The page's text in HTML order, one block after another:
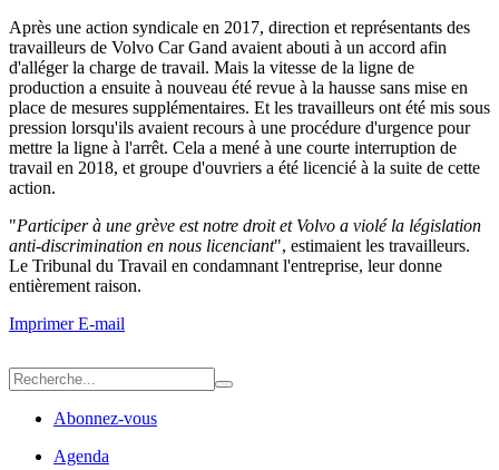
Après une action syndicale en 2017, direction et représentants des
travailleurs de Volvo Car Gand avaient abouti à un accord afin
d'alléger la charge de travail. Mais la vitesse de la ligne de
production a ensuite à nouveau été revue à la hausse sans mise en
place de mesures supplémentaires. Et les travailleurs ont été mis sous
pression lorsqu'ils avaient recours à une procédure d'urgence pour
mettre la ligne à l'arrêt. Cela a mené à une courte interruption de
travail en 2018, et groupe d'ouvriers a été licencié à la suite de cette
action.
"Participer à une grève est notre droit et Volvo a violé la législation
anti-discrimination en nous licenciant", estimaient les travailleurs.
Le Tribunal du Travail en condamnant l'entreprise, leur donne
entièrement raison.
ImprimerE-mail
Abonnez-vous
Agenda